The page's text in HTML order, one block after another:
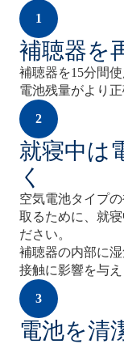
1
補聴器を
補聴器を15分間
電池残量がより
2
就寝中は
く
空気電池タイプ
取るために、就
ださい。
補聴器の内部に
接触に影響を与え
3
電池を清